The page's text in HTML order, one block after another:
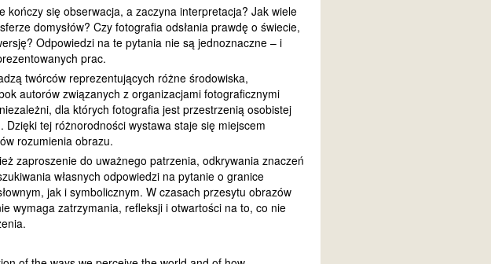
kończy się obserwacja, a zaczyna interpretacja? Jak wiele
domysłów? Czy fotografia odsłania prawdę o świecie,
Odpowiedzi na te pytania nie są jednoznaczne – i
prac.
twórców reprezentujących różne środowiska,
autorów związanych z organizacjami fotograficznymi
dla których fotografia jest przestrzenią osobistej
tej różnorodności wystawa staje się miejscem
rozumienia obrazu.
zaproszenie do uważnego patrzenia, odkrywania znaczeń
własnych odpowiedzi na pytanie o granice
jak i symbolicznym. W czasach przesytu obrazów
wymaga zatrzymania, refleksji i otwartości na to, co nie